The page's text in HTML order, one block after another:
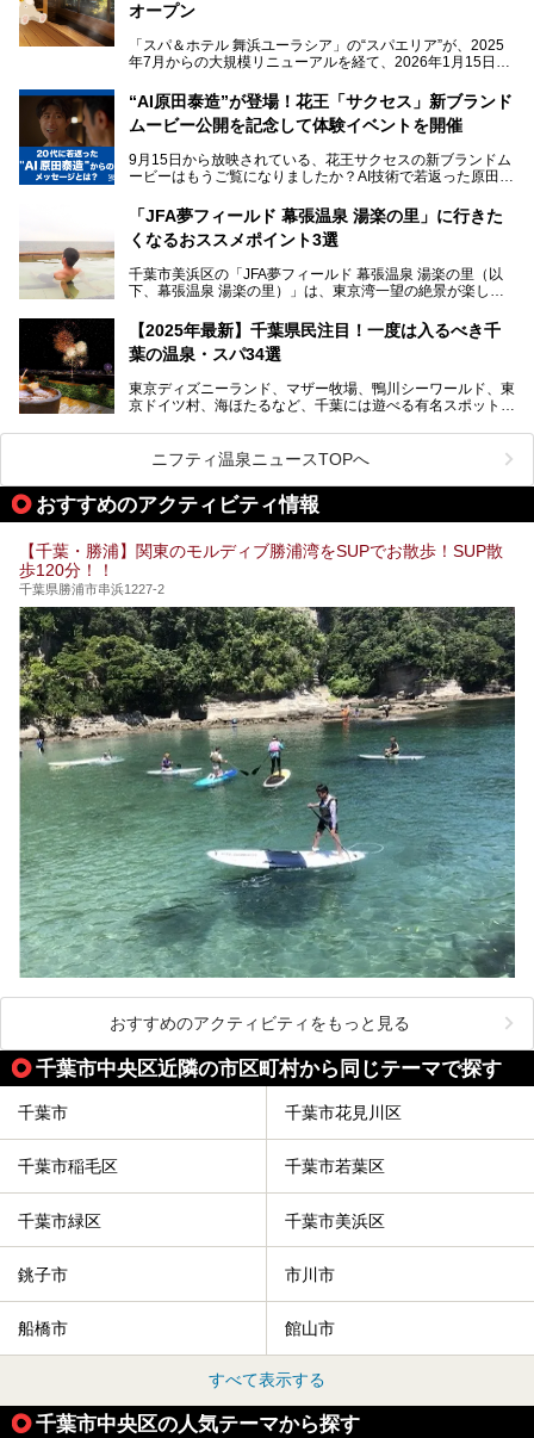
い」。
そんな多様なニーズに応える施設が揃っているため、その日
の目的に合った施設がきっと見つかるはずです。
さらに最近では、24時間営業で深夜まで滞在できる施設
や、テレワーク・コワーキングスペースを備えた仕事もでき
るスパも増えており、ただの入浴施設にとどまらない進化を
本記事では、人気スーパー銭湯から絶景施設、コワーキング
スペースや休憩スペースが充実した施設、子連れファミリー
向けの施設など、目的に合わせたおすすめの施設を紹介しま
す。
ださい。
オープン
「スパ＆ホテル 舞浜ユーラシア」の“スパエリア”が、2025
年7月からの大規模リニューアルを経て、2026年1月15日
新設エリアや生まれ変わった浴場・サウナの魅力を、人気キ
ャラクター「ユーラシわん」と一緒にご紹介します。必見の
───
提供元：SPA＆HOTEL舞浜ユーラシア【PR】
です。
“AI原田泰造”が登場！花王「サクセス」新ブランド
ムービー公開を記念して体験イベントを開催
9月15日から放映されている、花王サクセスの新ブランドム
ービーはもうご覧になりましたか？AI技術で若返った原田泰
伝えるムービーです。公開を記念して、スパメッツァおおた
か竜泉寺の湯にて体験イベントを開催。花王サクセスの製品
が無料で試せるチャンスです！
提供元：花王株式会社【PR】
この記事は花王株式会社商品のPRレポート記事です。
「JFA夢フィールド 幕張温泉 湯楽の里」に行きた
くなるおススメポイント3選
千葉市美浜区の「JFA夢フィールド 幕張温泉 湯楽の里（以
下、幕張温泉 湯楽の里）」は、東京湾一望の絶景が楽しめ
設備も天然温泉の露天風呂、サウナ、岩盤浴のほか、高濃度
炭酸泉、海の見えるお休み処や食事処、展望抜群の屋上ま
で、年代を問わずたっぷり楽しめます。
今回は人気のこの施設の中でも、特におススメしたい3つの
ポイントについて厳選してお届けします。読めばきっと、行
【2025年最新】千葉県民注目！一度は入るべき千
葉の温泉・スパ34選
東京ディズニーランド、マザー牧場、鴨川シーワールド、東
京ドイツ村、海ほたるなど、千葉には遊べる有名スポットが
県で生まれ、千葉県で育ち、つい最近まで千葉在住だった私
がお勧めする、一度は入るべき千葉の温泉・スパ34選をま
とめました。
ニフティ温泉ニュースTOPへ
おすすめのアクティビティ情報
【千葉・勝浦】関東のモルディブ勝浦湾をSUPでお散歩！SUP散
歩120分！！
千葉県勝浦市串浜1227-2
おすすめのアクティビティをもっと見る
千葉市中央区近隣の市区町村から同じテーマで探す
千葉市 千葉市花見川区
千葉市稲毛区 千葉市若葉区
千葉市緑区 千葉市美浜区
銚子市 市川市
船橋市 館山市
すべて表示する
千葉市中央区の人気テーマから探す